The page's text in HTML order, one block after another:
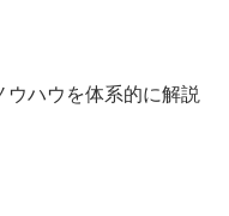
ハウを体系的に解説